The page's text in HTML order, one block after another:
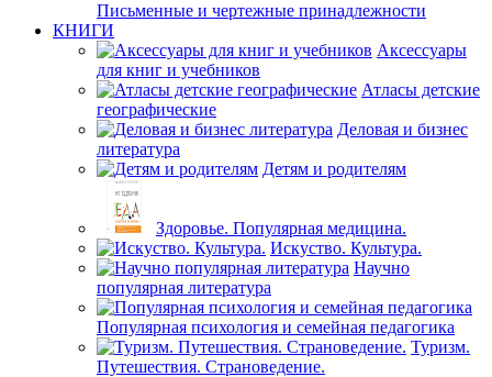
Письменные и чертежные принадлежности
КНИГИ
Аксессуары
для книг и учебников
Атласы детские
географические
Деловая и бизнес
литература
Детям и родителям
Здоровье. Популярная медицина.
Искуство. Культура.
Научно
популярная литература
Популярная психология и семейная педагогика
Туризм.
Путешествия. Страноведение.